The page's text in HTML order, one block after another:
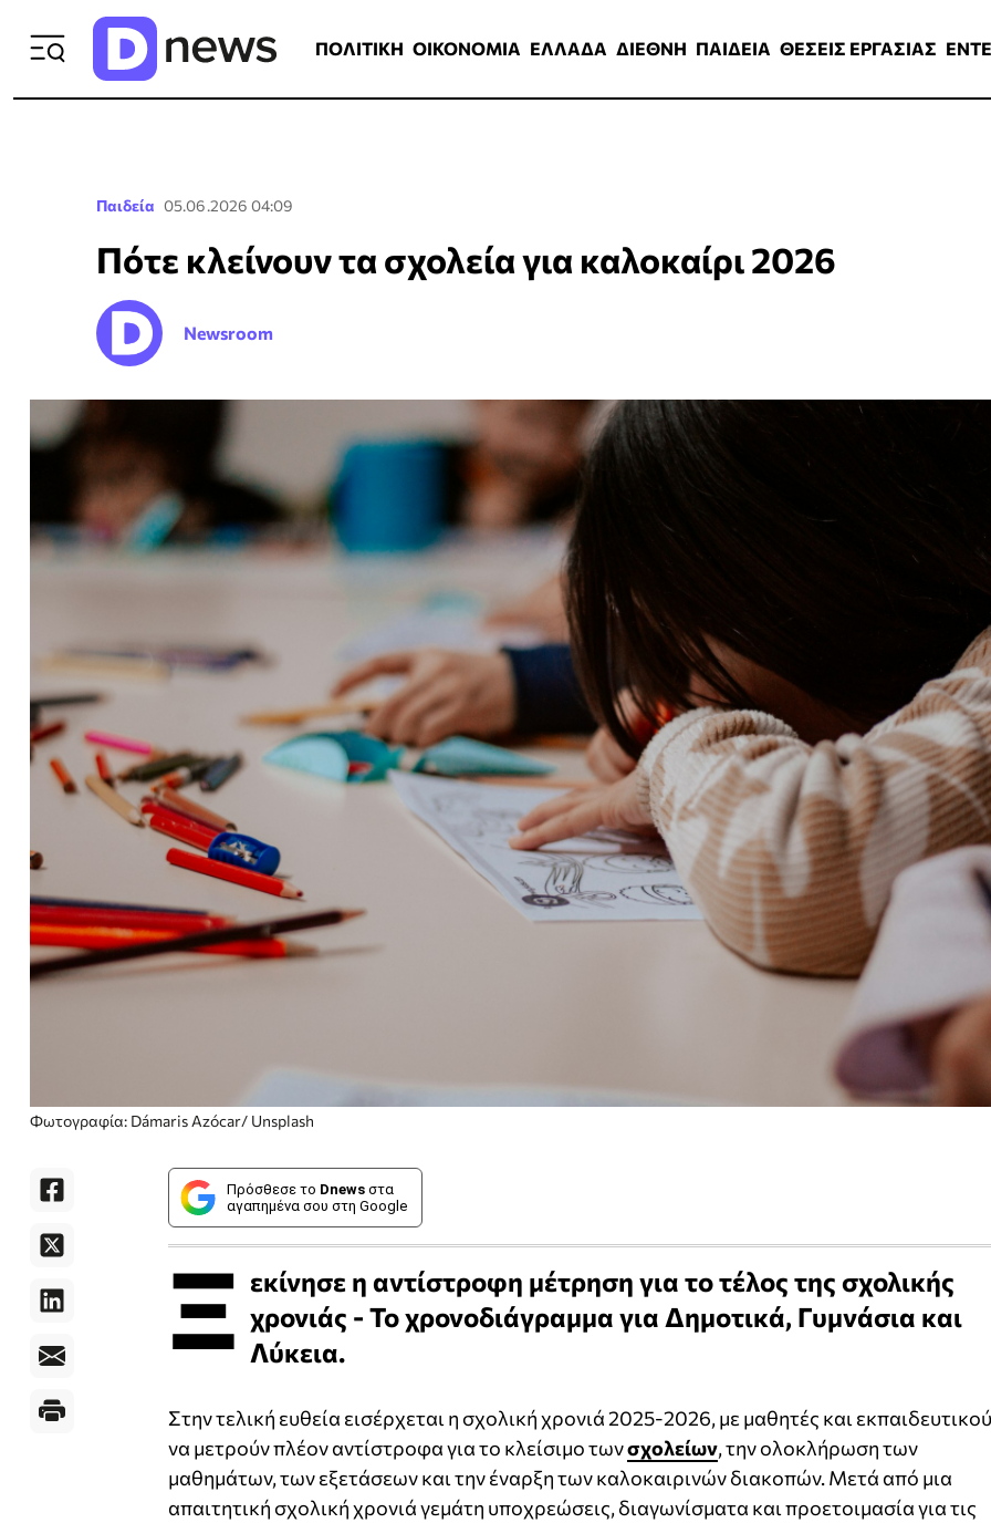
ΠΟΛΙΤΙΚΗ ΟΙΚΟΝΟΜΙΑ ΕΛΛΑΔΑ ΔΙΕΘΝΗ ΠΑΙΔΕΙΑ ΘΕΣΕΙΣ ΕΡΓΑΣΙΑΣ
Παιδεία 05.06.2026 04:09
Πότε κλείνουν τα σχολεία για καλοκαίρι 2026
Newsroom
Φωτογραφία: Dámaris Azócar/ Unsplash
Πρόσθεσε το Dnews στα
αγαπημένα σου στη Google
Ξ εκίνησε η αντίστροφη μέτρηση για το τέλος της σχολικής
χρονιάς - Το χρονοδιάγραμμα για Δημοτικά, Γυμνάσια και
Λύκεια.
Στην τελική ευθεία εισέρχεται η σχολική χρονιά 2025-2026, με μαθητές και
να μετρούν πλέον αντίστροφα για το κλείσιμο τωνσχολείων, την ολοκλήρωση των
μαθημάτων, των εξετάσεων και την έναρξη των καλοκαιρινών διακοπών. Μετά από μια
απαιτητική σχολική χρονιά γεμάτη υποχρεώσεις, διαγωνίσματα και προετοιμασία για τις